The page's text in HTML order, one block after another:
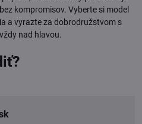
kompromisov. Vyberte si model
a vyrazte za dobrodružstvom s
nad hlavou.